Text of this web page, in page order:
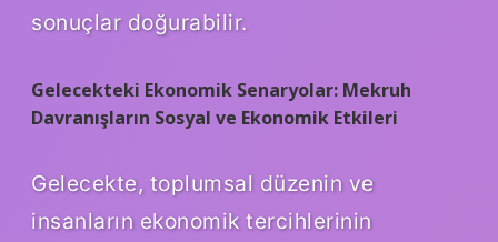
sonuçlar doğurabilir.
Gelecekteki Ekonomik Senaryolar: Mekruh
Davranışların Sosyal ve Ekonomik Etkileri
Gelecekte, toplumsal düzenin ve
insanların ekonomik tercihlerinin